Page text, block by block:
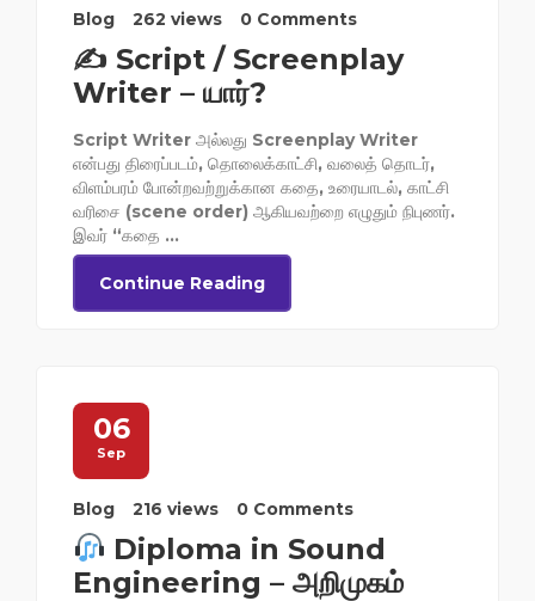
Blog 262 views 0 Comments
✍️ Script / Screenplay
Writer – யார்?
Script Writer அல்லது Screenplay Writer
என்பது திரைப்படம், தொலைக்காட்சி, வலைத் தொடர்,
விளம்பரம் போன்றவற்றுக்கான கதை, உரையாடல், காட்சி
வரிசை (scene order) ஆகியவற்றை எழுதும் நிபுணர்.
இவர் “கதை ...
Continue Reading
06
Sep
Blog 216 views 0 Comments
Diploma in Sound
Engineering – அறிமுகம்